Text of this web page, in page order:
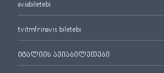
aviabiletebi
tvitmfrinavis biletebi
იტალიის ავიაბილეთები